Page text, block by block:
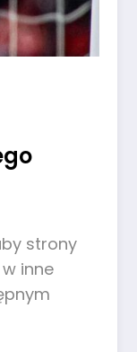
strony
inne